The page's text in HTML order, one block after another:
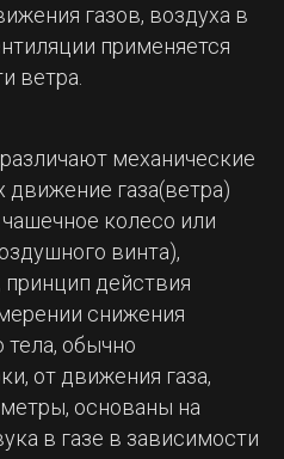
газов, воздуха в
применяется
ветра.
механические
газа(ветра)
колесо или
винта),
действия
снижения
тела, обычно
от движения газа,
основаны на
в газе в зависимости